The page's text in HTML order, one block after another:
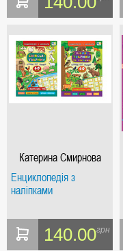
Катерина Смирнова
Енциклопедія з
наліпками
140.00грн